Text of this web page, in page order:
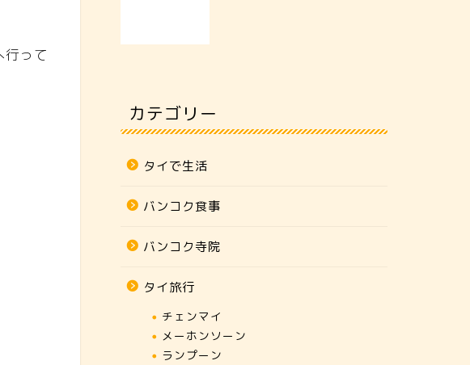
って
カテゴリー
タイで生活
バンコク食事
バンコク寺院
タイ旅行
チェンマイ
メーホンソーン
ランプーン